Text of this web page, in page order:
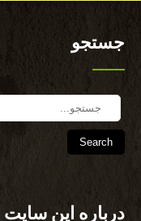
جستجو
درباره این سایت